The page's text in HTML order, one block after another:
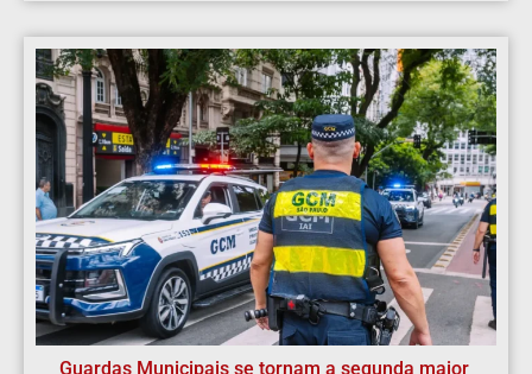
Guardas Municipais se tornam a segunda maior